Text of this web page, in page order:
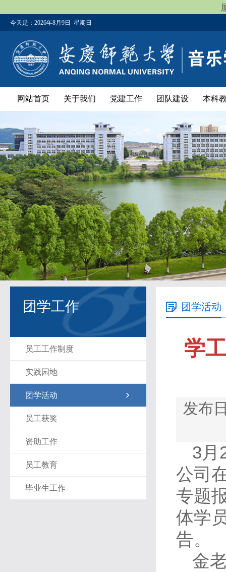
今天是： 2026年8月9日 星期日
网站首页 关于我们 党建工作 团队建设 本科
团学工作
员工工作制度
实践园地
团学活动
员工获奖
资助工作
员工教育
毕业生工作
团学活动
学
发布
3月
公司
专题
体学
告。
金